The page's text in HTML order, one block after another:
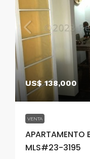
US$ 138,000
VENTA
APARTAMENTO
MLS#23-3195